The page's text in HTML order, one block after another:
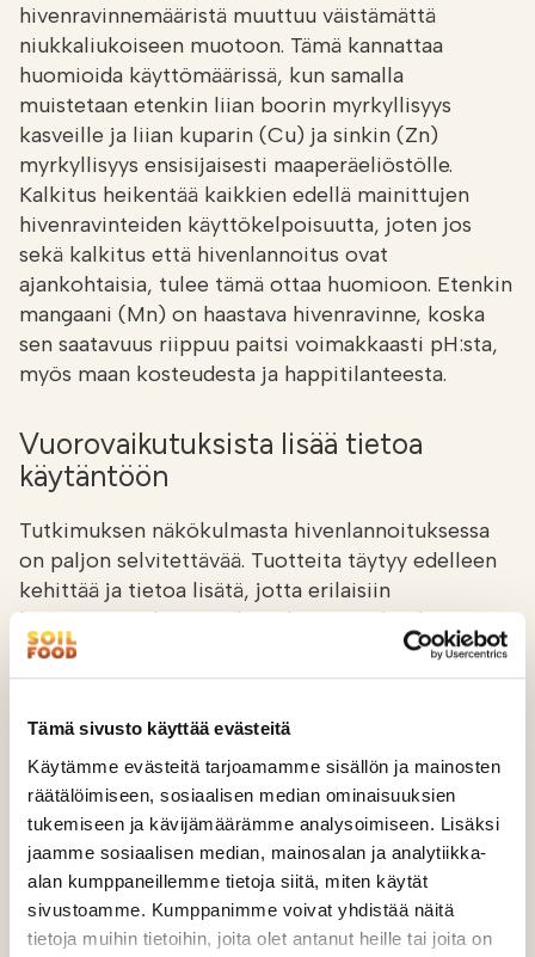
Tämä sivusto käyttää evästeitä
Käytämme evästeitä tarjoamamme sisällön ja mainosten
räätälöimiseen, sosiaalisen median ominaisuuksien
tukemiseen ja kävijämäärämme analysoimiseen. Lisäksi
jaamme sosiaalisen median, mainosalan ja analytiikka-
alan kumppaneillemme tietoja siitä, miten käytät
sivustoamme. Kumppanimme voivat yhdistää näitä
tietoja muihin tietoihin, joita olet antanut heille tai joita on
hivenravinnemääristä muuttuu väistämättä
niukkaliukoiseen muotoon. Tämä kannattaa
huomioida käyttömäärissä, kun samalla
muistetaan etenkin liian boorin myrkyllisyys
kasveille ja liian kuparin (Cu) ja sinkin (Zn)
myrkyllisyys ensisijaisesti maaperäeliöstölle.
Kalkitus heikentää kaikkien edellä mainittujen
hivenravinteiden käyttökelpoisuutta, joten jos
sekä kalkitus että hivenlannoitus ovat
ajankohtaisia, tulee tämä ottaa huomioon. Etenkin
mangaani (Mn) on haastava hivenravinne, koska
sen saatavuus riippuu paitsi voimakkaasti pH:sta,
myös maan kosteudesta ja happitilanteesta.
Vuorovaikutuksista lisää tietoa
käytäntöön
Tutkimuksen näkökulmasta hivenlannoituksessa
on paljon selvitettävää. Tuotteita täytyy edelleen
kehittää ja tietoa lisätä, jotta erilaisiin
hivenravinteiden ongelmatilanteisiin löydetään
entistä toimivampia ratkaisuja. Maa-analyysit
voisivat antaa nykyistä paremmankin kuvan maan
että ravinteiden ja maaperän vuorovaikutuksissa
on paljon opittavaa.
Hivenravinteet vaikuttavat osaltaan pääravinteiden
käytön tehokkuuteen ja ylimäärät joitakin
pääravinteita voivat haitata kasvien tiettyjen
hivenravinteiden ottoa (esimerkiksi korkea